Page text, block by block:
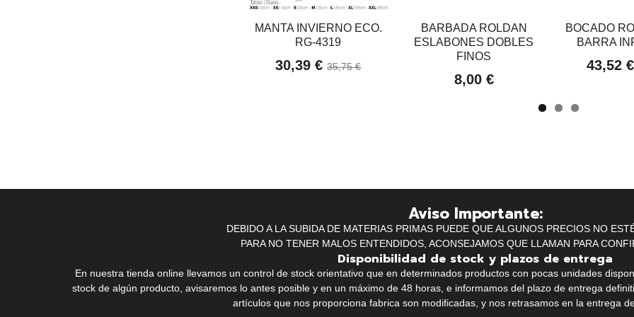
MANTA INVIERNO ECO.
RG-4319
30,39 €35,75 €
BARBADA ROLDAN
ESLABONES DOBLES
FINOS
8,00 €
BOCADO
BARRA
43,52
Aviso Importante:
DEBIDO A LA SUBIDA DE MATERIAS PRIMAS PUEDE QUE ALGUNOS PRECIOS NO
PARA NO TENER MALOS ENTENDIDOS, ACONSEJAMOS QUE LLAMAN PARA
Disponibilidad de stock y plazos de entrega
En nuestra tienda online llevamos un control de stock orientativo que en determinados productos con pocas unidades
stock de algún producto, avisaremos lo antes posible y en un máximo de 48 horas, e informamos del plazo de entrega
artículos que nos proporciona fabrica son modificadas, y nos retrasamos en la entrega